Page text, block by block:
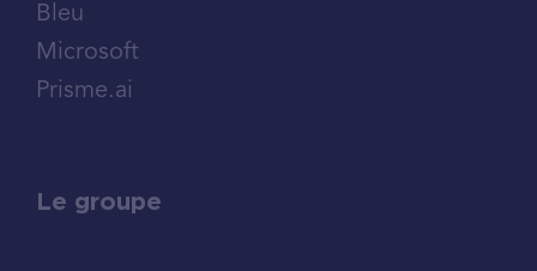
Bleu
Microsoft
Prisme.ai
Le groupe